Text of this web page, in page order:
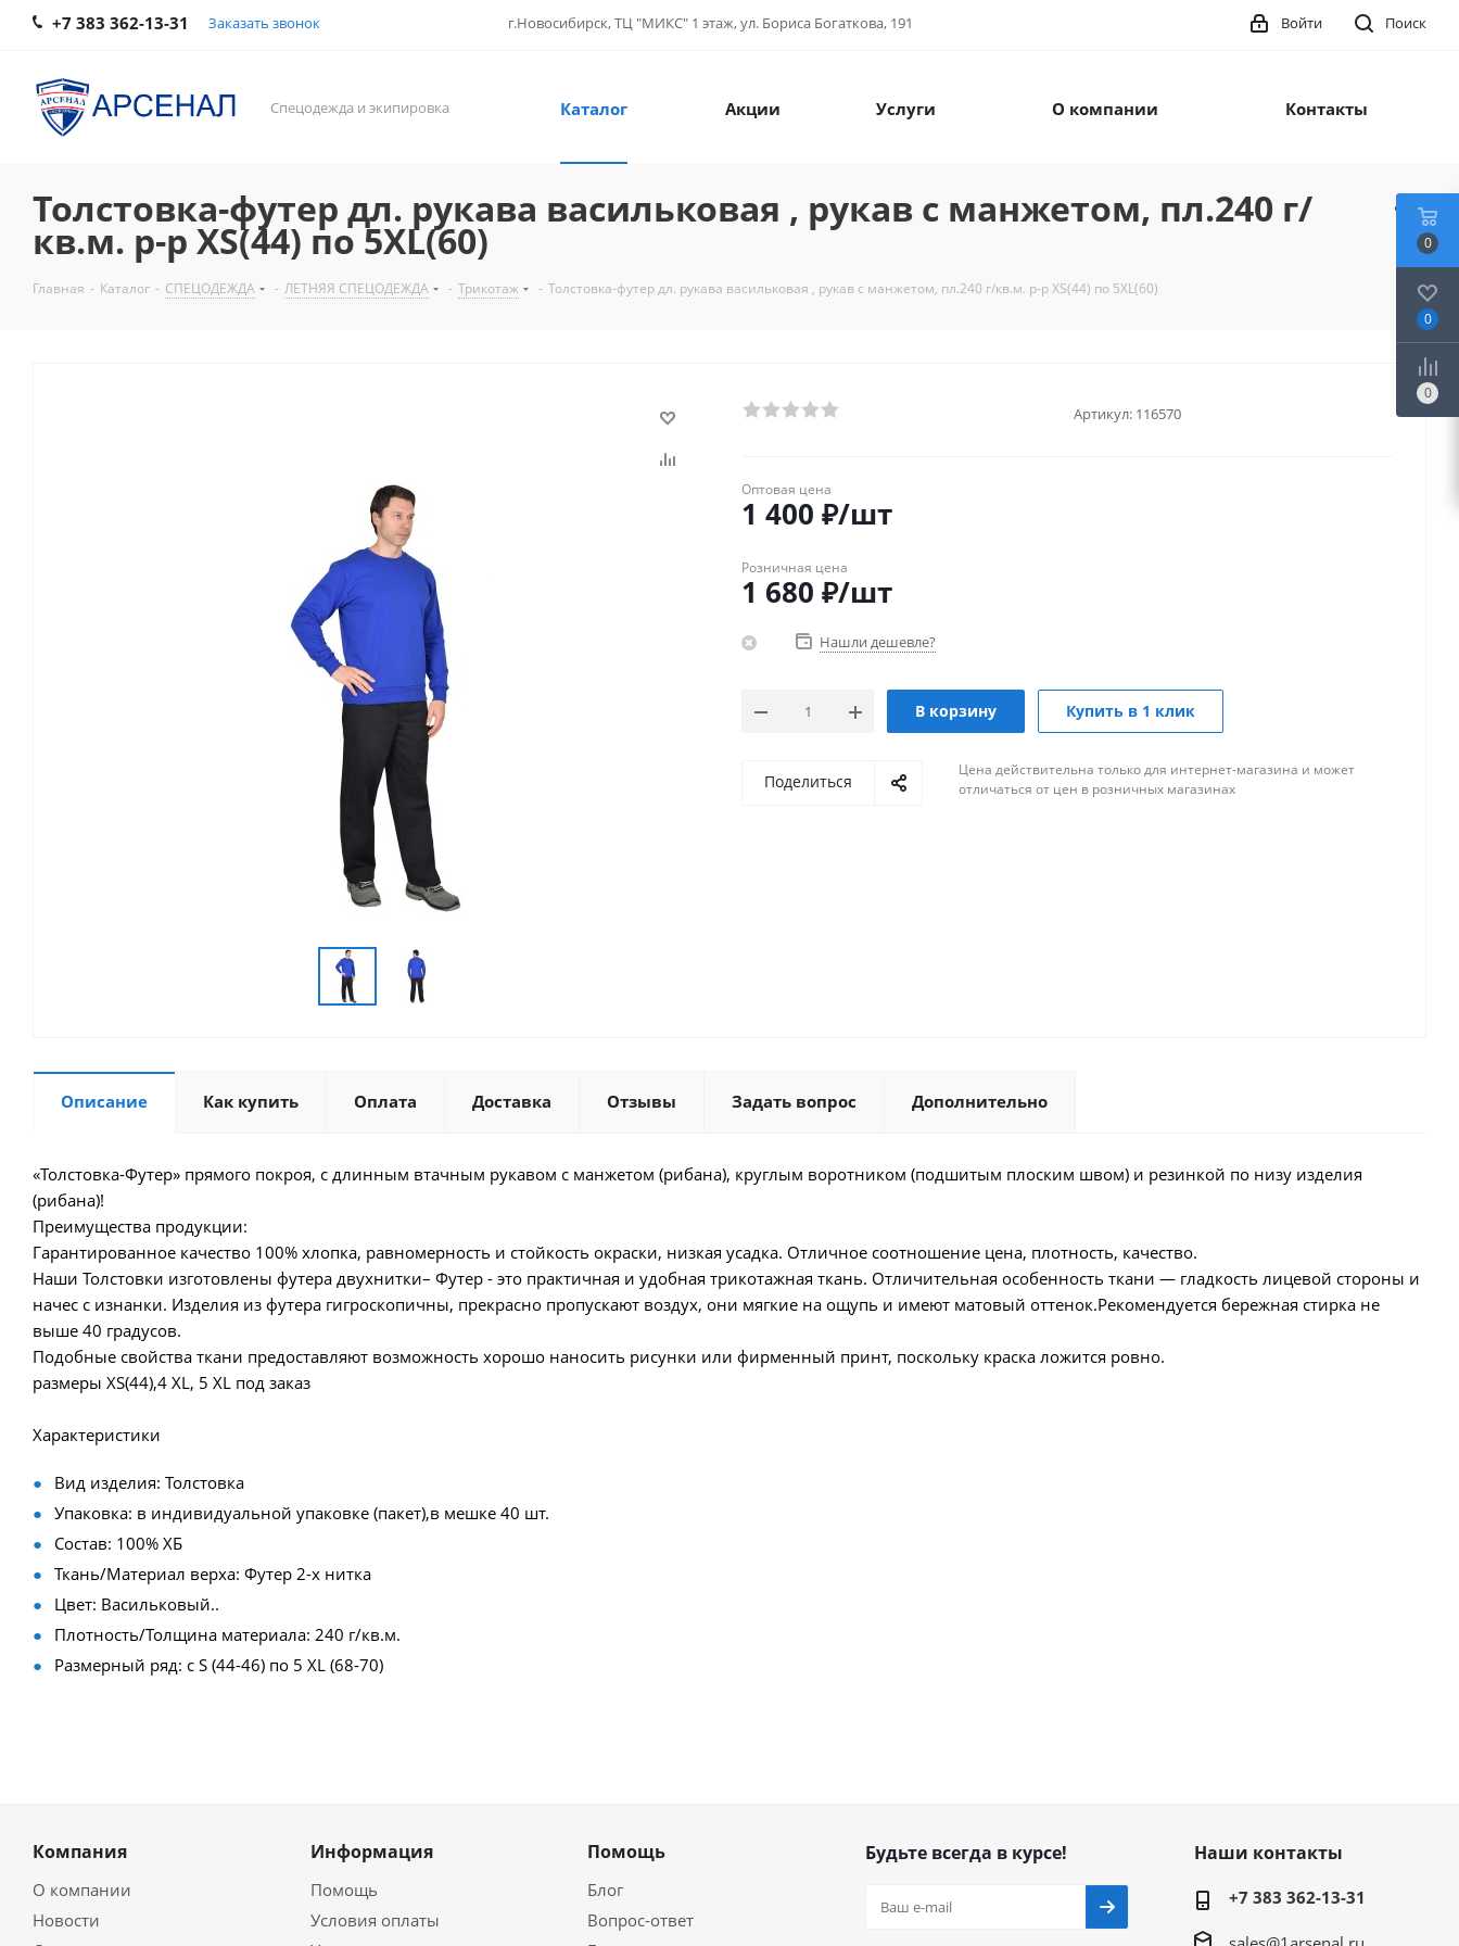
+7 383 362-13-31 Заказать звонок г.Новосибирск, ТЦ "МИКС" 1 этаж, ул. Бориса Богаткова, 191 Поиск
Войти
Спецодежда и экипировка Каталог Акции Услуги О компании Контакты
Толстовка-футер дл. рукава васильковая , рукав с манжетом, пл.240 г/
кв.м. р-р XS(44) по 5XL(60)
Главная - Каталог - СПЕЦОДЕЖДА - ЛЕТНЯЯ СПЕЦОДЕЖДА - Трикотаж - Толстовка-футер дл. рукава васильковая , рукав с манжетом, пл.240 г/кв.м. р-р XS(44) по 5XL(60)
Артикул: 116570
Оптовая цена
1 400 ₽/шт
Розничная цена
1 680 ₽/шт
Нашли дешевле?
В корзину Купить в 1 клик
Поделиться
Цена действительна только для интернет-магазина и может
отличаться от цен в розничных магазинах
Описание Как купить Оплата Доставка Отзывы Задать вопрос Дополнительно
«Толстовка-Футер» прямого покроя, с длинным втачным рукавом с манжетом (рибана), круглым воротником (подшитым плоским швом) и резинкой по низу изделия
(рибана)!
Преимущества продукции:
Гарантированное качество 100% хлопка, равномерность и стойкость окраски, низкая усадка. Отличное соотношение цена, плотность, качество.
Наши Толстовки изготовлены футера двухнитки– Футер - это практичная и удобная трикотажная ткань. Отличительная особенность ткани — гладкость лицевой стороны и
начес с изнанки. Изделия из футера гигроскопичны, прекрасно пропускают воздух, они мягкие на ощупь и имеют матовый оттенок.Рекомендуется бережная стирка не
выше 40 градусов.
Подобные свойства ткани предоставляют возможность хорошо наносить рисунки или фирменный принт, поскольку краска ложится ровно.
размеры XS(44),4 XL, 5 XL под заказ
Характеристики
Вид изделия: Толстовка
Упаковка: в индивидуальной упаковке (пакет),в мешке 40 шт.
Состав: 100% ХБ
Ткань/Материал верха: Футер 2-х нитка
Цвет: Васильковый..
Плотность/Толщина материала: 240 г/кв.м.
Размерный ряд: с S (44-46) по 5 XL (68-70)
Компания
О компании
Новости
Информация
Помощь
Условия оплаты
Помощь
Блог
Вопрос-ответ
Будьте всегда в курсе! Наши контакты
+7 383 362-13-31
0
0
0